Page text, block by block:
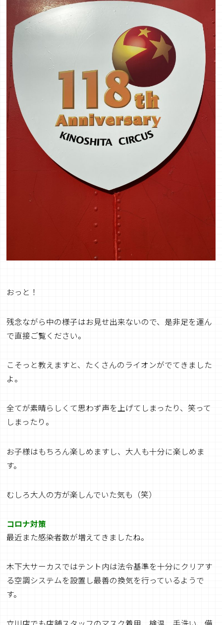
おっと！
残念ながら中の様子はお見せ出来ないので、是非足を運ん
で直接ご覧ください。
こそっと教えますと、たくさんのライオンがでてきました
よ。
全てが素晴らしくて思わず声を上げてしまったり、笑って
しまったり。
お子様はもちろん楽しめますし、大人も十分に楽しめま
す。
むしろ大人の方が楽しんでいた気も（笑）
コロナ対策
最近また感染者数が増えてきましたね。
木下大サーカスではテント内は法令基準を十分にクリアす
る空調システムを設置し最善の換気を行っているようで
す。